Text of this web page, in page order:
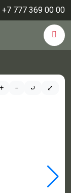
+7 777 369 00 00
+ − ⤾ ⤢